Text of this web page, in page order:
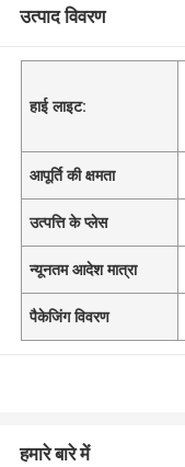
उत्पाद विवरण
हाई लाइट:
आपूर्ति की क्षमता
उत्पत्ति के प्लेस
न्यूनतम आदेश मात्रा
पैकेजिंग विवरण
हमारे बारे में